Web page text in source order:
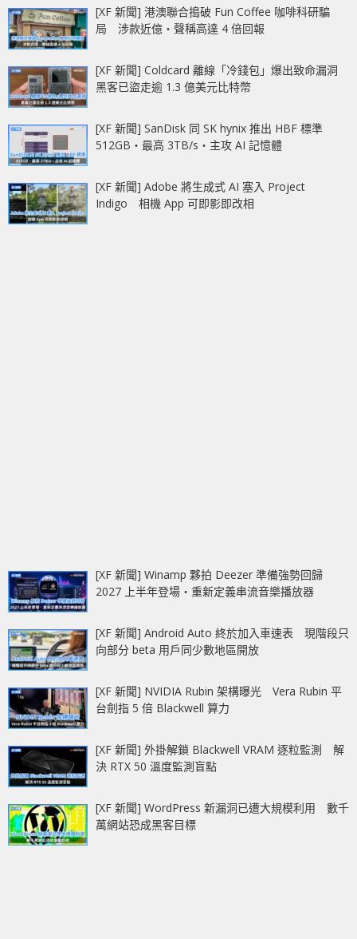
[XF 新聞] 港澳聯合搗破 Fun Coffee 咖啡科研騙
局 涉款近億‧聲稱高達 4 倍回報
[XF 新聞] Coldcard 離線「冷錢包」爆出致命漏洞
黑客已盜走逾 1.3 億美元比特幣
[XF 新聞] SanDisk 同 SK hynix 推出 HBF 標準
512GB‧最高 3TB/s‧主攻 AI 記憶體
[XF 新聞] Adobe 將生成式 AI 塞入 Project
Indigo 相機 App 可即影即改相
[XF 新聞] Winamp 夥拍 Deezer 準備強勢回歸
2027 上半年登場‧重新定義串流音樂播放器
[XF 新聞] Android Auto 終於加入車速表 現階段只
向部分 beta 用戶同少數地區開放
[XF 新聞] NVIDIA Rubin 架構曝光 Vera Rubin 平
台劍指 5 倍 Blackwell 算力
[XF 新聞] 外掛解鎖 Blackwell VRAM 逐粒監測 解
決 RTX 50 溫度監測盲點
[XF 新聞] WordPress 新漏洞已遭大規模利用 數千
萬網站恐成黑客目標